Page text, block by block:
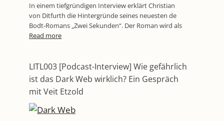
In einem tiefgründigen Interview erklärt Christian
von Ditfurth die Hintergründe seines neuesten de
Bodt-Romans „Zwei Sekunden“. Der Roman wird als
Read more
LITL003 [Podcast-Interview] Wie gefährlich
ist das Dark Web wirklich? Ein Gespräch
mit Veit Etzold